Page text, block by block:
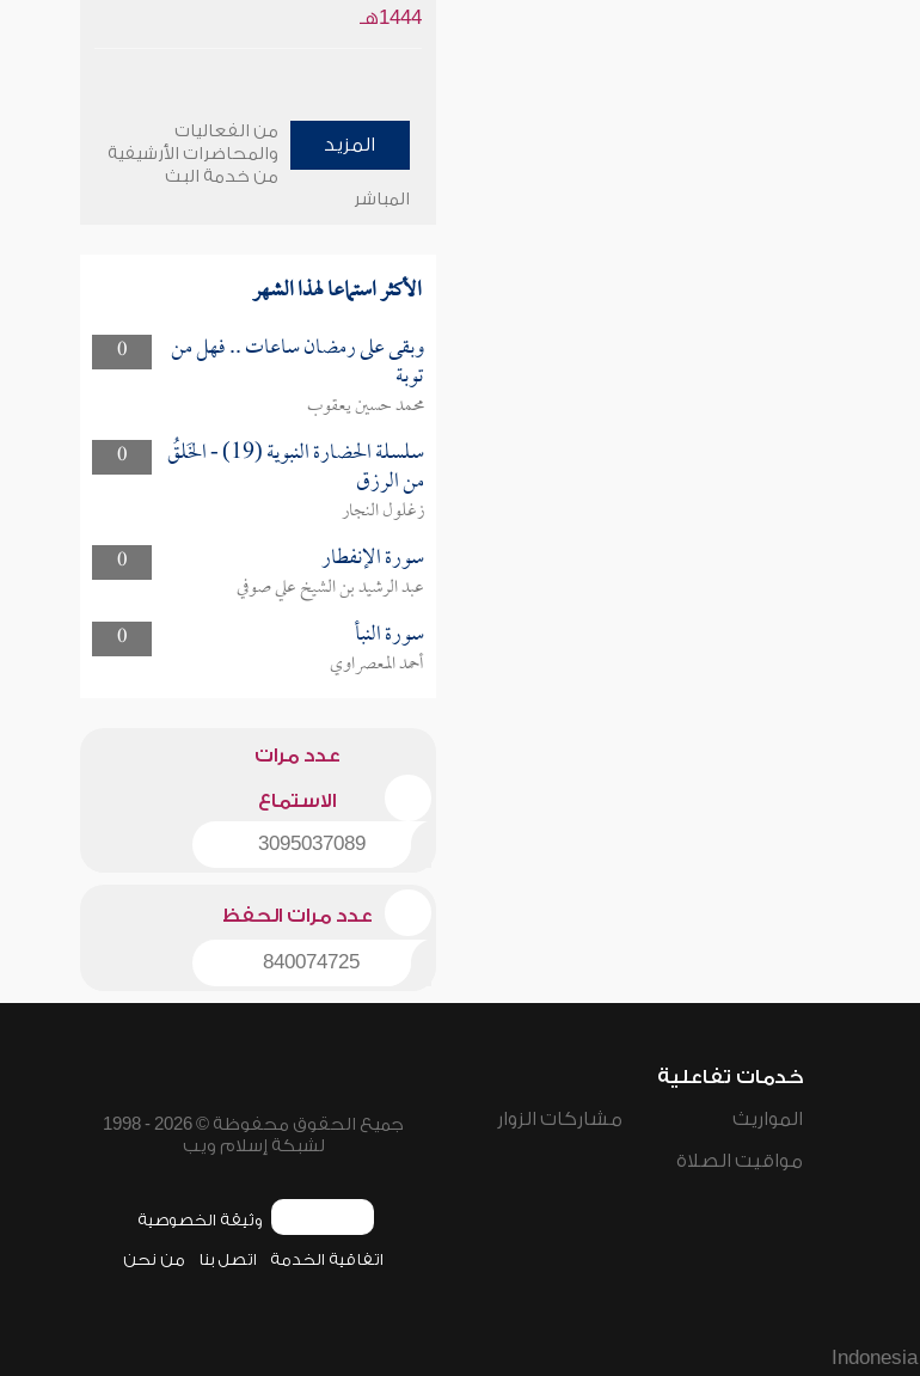
1444هـ
المزيد
من الفعاليات
والمحاضرات الأرشيفية
من خدمة البث
المباشر
الأكثر استماعا لهذا الشهر
0 وبقى على رمضان ساعات .. فهل من
توبة
محمد حسين يعقوب
0
سلسلة الحضارة النبوية (19) - الخَلقُ
من الرزق
زغلول النجار
0
سورة الإنفطار
عبد الرشيد بن الشيخ علي صوفي
0
سورة النبأ
أحمد المعصراوي
عدد مرات
الاستماع
3095037089
عدد مرات الحفظ
840074725
خدمات تفاعلية
المواريث
مواقيت الصلاة
مشاركات الزوار
جميع الحقوق محفوظة © 2026 - 1998
لشبكة إسلام ويب
وثيقة الخصوصية
اتفاقية الخدمة اتصل بنا من نحن
Indonesia